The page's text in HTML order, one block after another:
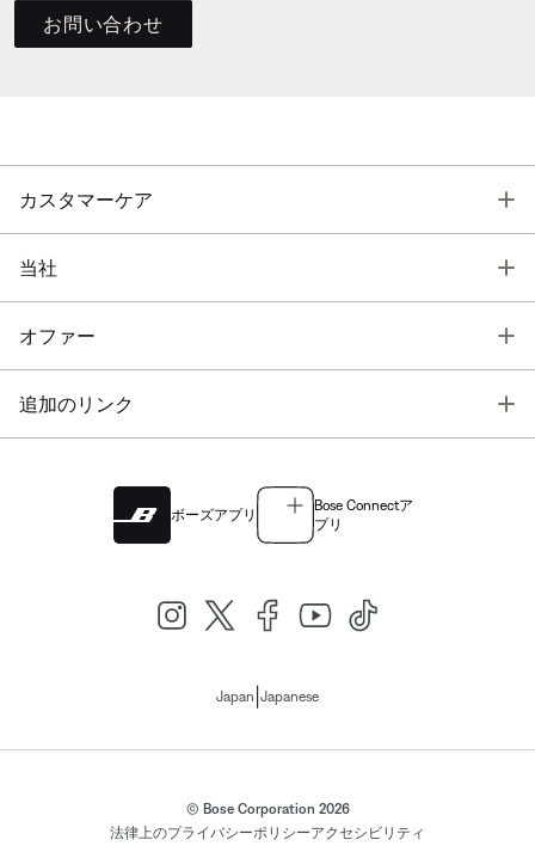
お問い合わせ
カスタマーケア
当社
オファー
追加のリンク
ボーズアプリ
Bose Connectア
プリ
Japan Japanese
© Bose Corporation 2026
法律上のプライバシーポリシーアクセシビリティ